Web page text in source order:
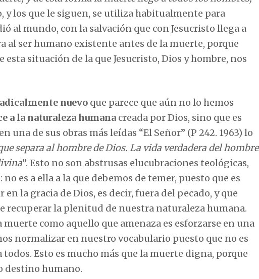
y los que le siguen, se utiliza habitualmente para
al mundo, con la salvación que con Jesucristo llega a
ser humano existente antes de la muerte, porque
situación de la que Jesucristo, Dios y hombre, nos
nuevo que parece que aún no lo hemos
a la naturaleza humana creada por Dios, sino que es
una de sus obras más leídas “El Señor” (P 242. 1963) lo
separa al hombre de Dios. La vida verdadera del hombre
”. Esto no son abstrusas elucubraciones teológicas,
es a ella a la que debemos de temer, puesto que es
la gracia de Dios, es decir, fuera del pecado, y que
recuperar la plenitud de nuestra naturaleza humana.
como aquello que amenaza es esforzarse en una
normalizar en nuestro vocabulario puesto que no es
Esto es mucho más que la muerte digna, porque
destino humano.